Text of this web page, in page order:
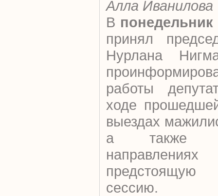
Алла Иванилова
В понедельник
принял
Нурлана
работы
ходе
выездах
а также
предстоящую
сессию.